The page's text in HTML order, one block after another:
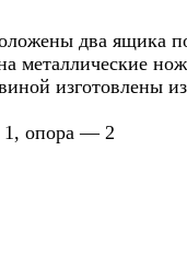
два ящика
металлические
изготовлены
опора — 2